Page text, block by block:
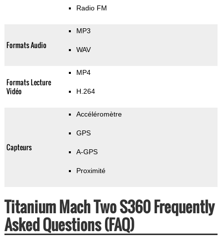
Radio FM
Formats Audio
MP3
WAV
Formats Lecture
Vidéo
MP4
H.264
Capteurs
Accéléromètre
GPS
A-GPS
Proximité
Titanium Mach Two S360 Frequently
Asked Questions (FAQ)